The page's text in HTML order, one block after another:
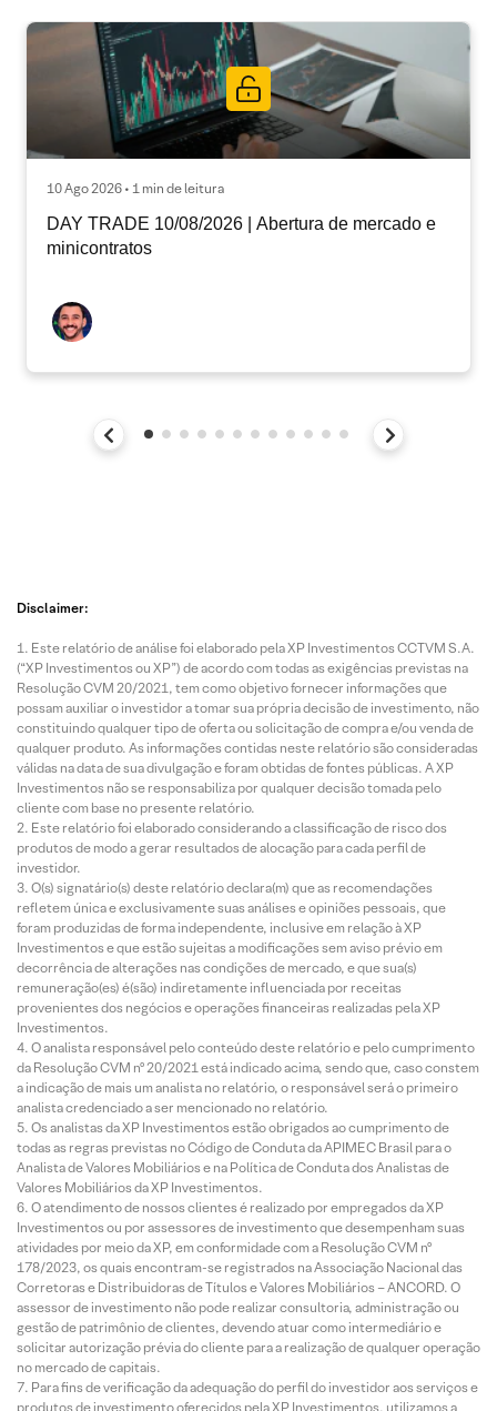
10 Ago 2026 • 1 min de leitura
DAY TRADE 10/08/2026 | Abertura de mercado e
minicontratos
Disclaimer:
Este relatório de análise foi elaborado pela XP Investimentos CCTVM S.A.
(“XP Investimentos ou XP”) de acordo com todas as exigências previstas na
Resolução CVM 20/2021, tem como objetivo fornecer informações que
possam auxiliar o investidor a tomar sua própria decisão de investimento, não
constituindo qualquer tipo de oferta ou solicitação de compra e/ou venda de
qualquer produto. As informações contidas neste relatório são consideradas
válidas na data de sua divulgação e foram obtidas de fontes públicas. A XP
Investimentos não se responsabiliza por qualquer decisão tomada pelo
cliente com base no presente relatório.
Este relatório foi elaborado considerando a classificação de risco dos
produtos de modo a gerar resultados de alocação para cada perfil de
investidor.
O(s) signatário(s) deste relatório declara(m) que as recomendações
refletem única e exclusivamente suas análises e opiniões pessoais, que
foram produzidas de forma independente, inclusive em relação à XP
Investimentos e que estão sujeitas a modificações sem aviso prévio em
decorrência de alterações nas condições de mercado, e que sua(s)
remuneração(es) é(são) indiretamente influenciada por receitas
provenientes dos negócios e operações financeiras realizadas pela XP
Investimentos.
O analista responsável pelo conteúdo deste relatório e pelo cumprimento
da Resolução CVM nº 20/2021 está indicado acima, sendo que, caso constem
a indicação de mais um analista no relatório, o responsável será o primeiro
analista credenciado a ser mencionado no relatório.
Os analistas da XP Investimentos estão obrigados ao cumprimento de
todas as regras previstas no Código de Conduta da APIMEC Brasil para o
Analista de Valores Mobiliários e na Política de Conduta dos Analistas de
Valores Mobiliários da XP Investimentos.
O atendimento de nossos clientes é realizado por empregados da XP
Investimentos ou por assessores de investimento que desempenham suas
atividades por meio da XP, em conformidade com a Resolução CVM nº
178/2023, os quais encontram-se registrados na Associação Nacional das
Corretoras e Distribuidoras de Títulos e Valores Mobiliários – ANCORD. O
assessor de investimento não pode realizar consultoria, administração ou
gestão de patrimônio de clientes, devendo atuar como intermediário e
solicitar autorização prévia do cliente para a realização de qualquer operação
no mercado de capitais.
Para fins de verificação da adequação do perfil do investidor aos serviços e
produtos de investimento oferecidos pela XP Investimentos, utilizamos a